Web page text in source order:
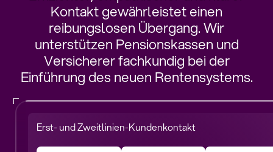
Kontakt gewährleistet einen
reibungslosen Übergang. Wir
unterstützen Pensionskassen und
Versicherer fachkundig bei der
Einführung des neuen Rentensystems.
Erst- und Zweitlinien-Kundenkontakt